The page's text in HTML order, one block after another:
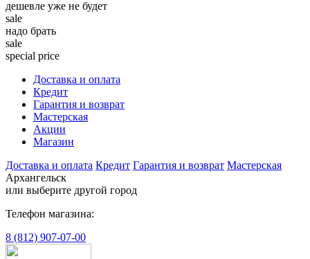
дешевле уже не будет
sale
надо брать
sale
special price
Доставка и оплата
Кредит
Гарантия и возврат
Мастерская
Акции
Магазин
Доставка и оплата Кредит Гарантия и возврат Мастерская
Архангельск
или выберите другой город
Телефон магазина:
8 (812) 907-07-00